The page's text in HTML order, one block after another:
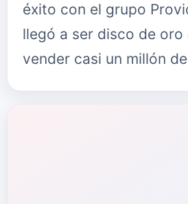
éxito con el grupo
llegó a ser disco de oro
vender casi un millón